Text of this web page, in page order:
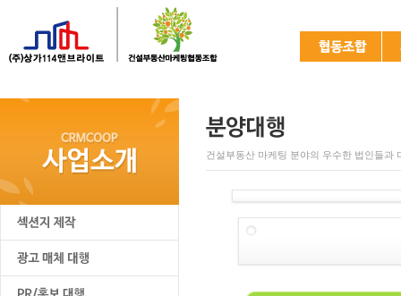
건설부동산 마케팅 분야의 우수한 법인들과